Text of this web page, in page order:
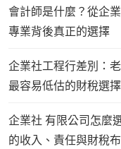
會計師是什麼？從企
專業背後真正的選擇
企業社工程行差別：
最容易低估的財稅選擇
企業社 有限公司怎麼
的收入、責任與財稅